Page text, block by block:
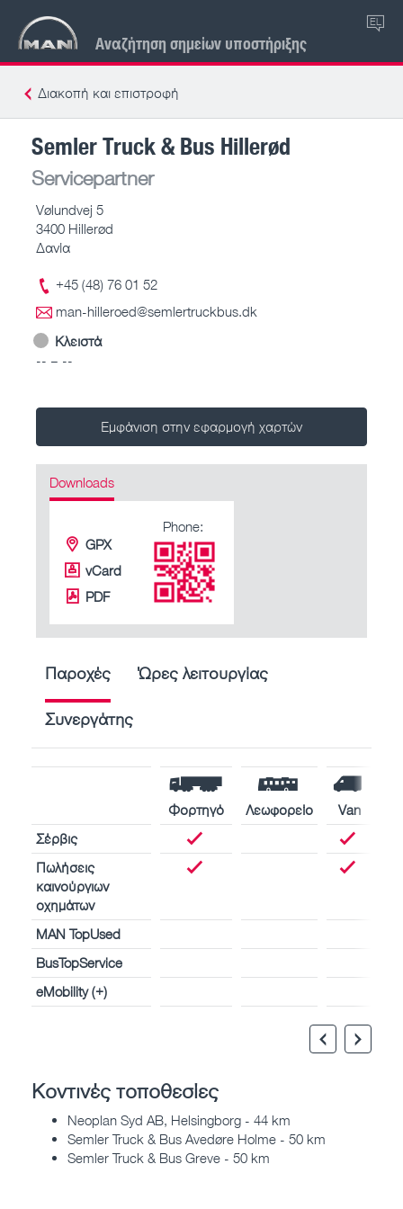
Αναζήτηση σημείων υποστήριξης
EL
Διακοπή και επιστροφή
Semler Truck & Bus Hillerød
Servicepartner
Vølundvej 5
3400 Hillerød
Δανία
+45 (48) 76 01 52
man-hilleroed@semlertruckbus.dk
Κλειστά
-- – --
Εμφάνιση στην εφαρμογή χαρτών
Downloads
GPX
vCard
PDF
Phone:
Παροχές Ώρες λειτουργίας
Συνεργάτης
Φορτηγό Λεωφορείο
Van
Σέρβις
Πωλήσεις
καινούργιων
οχημάτων
MAN TopUsed
BusTopService
eMobility (+)
Κοντινές τοποθεσίες
Neoplan Syd AB, Helsingborg - 44 km
Semler Truck & Bus Avedøre Holme - 50 km
Semler Truck & Bus Greve - 50 km